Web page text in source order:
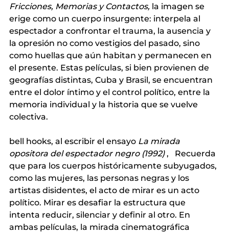
Fricciones, Memorias y Contactos, la imagen se
erige como un cuerpo insurgente: interpela al
espectador a confrontar el trauma, la ausencia y
la opresión no como vestigios del pasado, sino
como huellas que aún habitan y permanecen en
el presente. Estas películas, si bien provienen de
geografías distintas, Cuba y Brasil, se encuentran
entre el dolor íntimo y el control político, entre la
memoria individual y la historia que se vuelve
colectiva.
bell hooks, al escribir el ensayo La mirada
opositora del espectador negro (1992) ,
Recuerda
que para los cuerpos históricamente subyugados,
como las mujeres, las personas negras y los
artistas disidentes, el acto de mirar es un acto
político. Mirar es desafiar la estructura que
intenta reducir, silenciar y definir al otro. En
ambas películas, la mirada cinematográfica